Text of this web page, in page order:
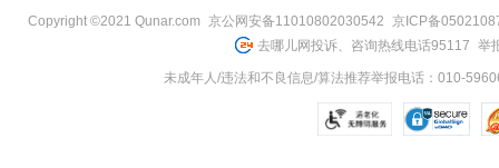
Copyright ©2021 Qunar.com 京公网安备11010802030542
京ICP备
去哪儿网投诉、咨询热线电话95117 举
未成年人/违法和不良信息/算法推荐举报电话：010-